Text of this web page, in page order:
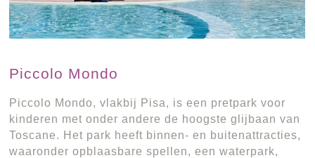
Piccolo Mondo
Piccolo Mondo, vlakbij Pisa, is een pretpark voor
kinderen met onder andere de hoogste glijbaan van
Toscane. Het park heeft binnen- en buitenattracties,
waaronder opblaasbare spellen, een waterpark,